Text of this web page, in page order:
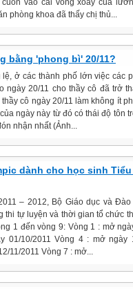
vào cái vòng xoáy của
phòng khoa đã thấy chị thủ...
bằng 'phong bì' 20/11?
lệ, ở các thành phố lớn việc các
ngày 20/11 cho thầy cô đã trở
cô ngày 20/11 làm không ít
ngày này từ đó có thái độ tôn
nhận nhất (Ảnh...
dành cho học sinh Tiểu
– 2012, Bộ Giáo dục và
thi tự luyện và thời gian tổ chức
1 đến vòng 9: Vòng 1 : mở
01/10/2011 Vòng 4 : mở ngày
11/2011 Vòng 7 : mở...